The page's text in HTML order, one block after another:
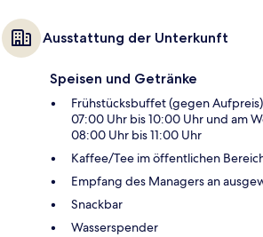
Ausstattung der Unterkunft
Speisen und Getränke
Frühstücksbuffet (gegen
07:00 Uhr bis 10:00 Uhr und am
08:00 Uhr bis 11:00 Uhr
Kaffee/Tee im öffentlichen
Empfang des Managers an
Snackbar
Wasserspender